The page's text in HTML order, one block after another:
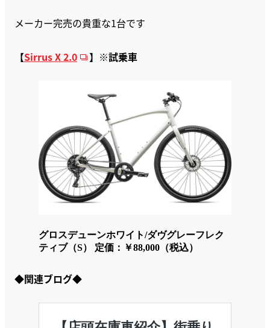
メーカー完売の貴重な1台です
【Sirrus X 2.0 】※試乗車
グロスデューンホワイト/ダヴグレーフレク
ティブ（S） 定価：￥88,000（税込）
◆関連ブログ◆